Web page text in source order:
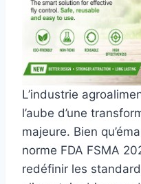
L’industrie
l’aube d’une
majeure. Bien
norme FDA FSMA
redéfinir les